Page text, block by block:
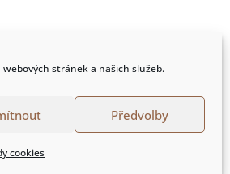
stránek a našich služeb.
Předvolby
cookies